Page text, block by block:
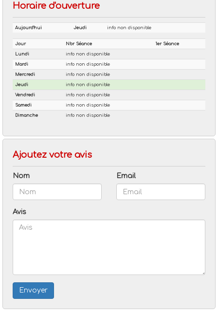
Horaire d'ouverture
Ajoutez votre avis
Nom Email
Avis
Envoyer